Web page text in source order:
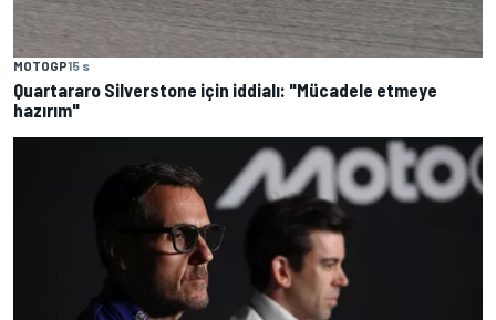
MOTOGP15 s
Quartararo Silverstone için iddialı: "Mücadele etmeye
hazırım"